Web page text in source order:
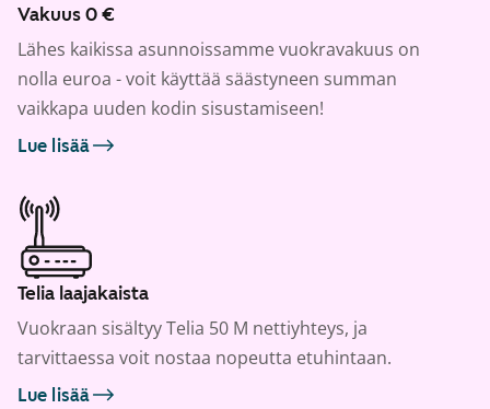
Vakuus 0 €
Lähes kaikissa asunnoissamme vuokravakuus on
nolla euroa - voit käyttää säästyneen summan
vaikkapa uuden kodin sisustamiseen!
Lue lisää
Telia laajakaista
Vuokraan sisältyy Telia 50 M nettiyhteys, ja
tarvittaessa voit nostaa nopeutta etuhintaan.
Lue lisää